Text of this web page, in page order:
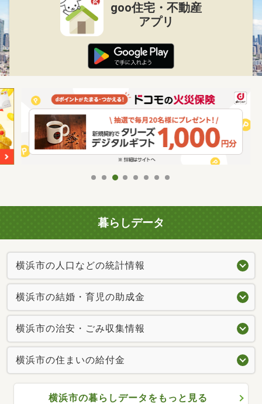
goo住宅・不動産
アプリ
暮らしデータ
横浜市の人口などの統計情報
横浜市の結婚・育児の助成金
横浜市の治安・ごみ収集情報
横浜市の住まいの給付金
横浜市の暮らしデータをもっと見る